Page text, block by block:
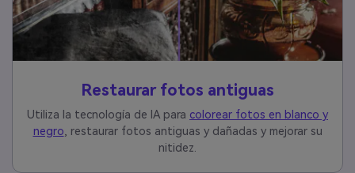
Restaurar fotos antiguas
Utiliza la tecnología de IA para colorear fotos en blanco y
negro, restaurar fotos antiguas y dañadas y mejorar su
nitidez.